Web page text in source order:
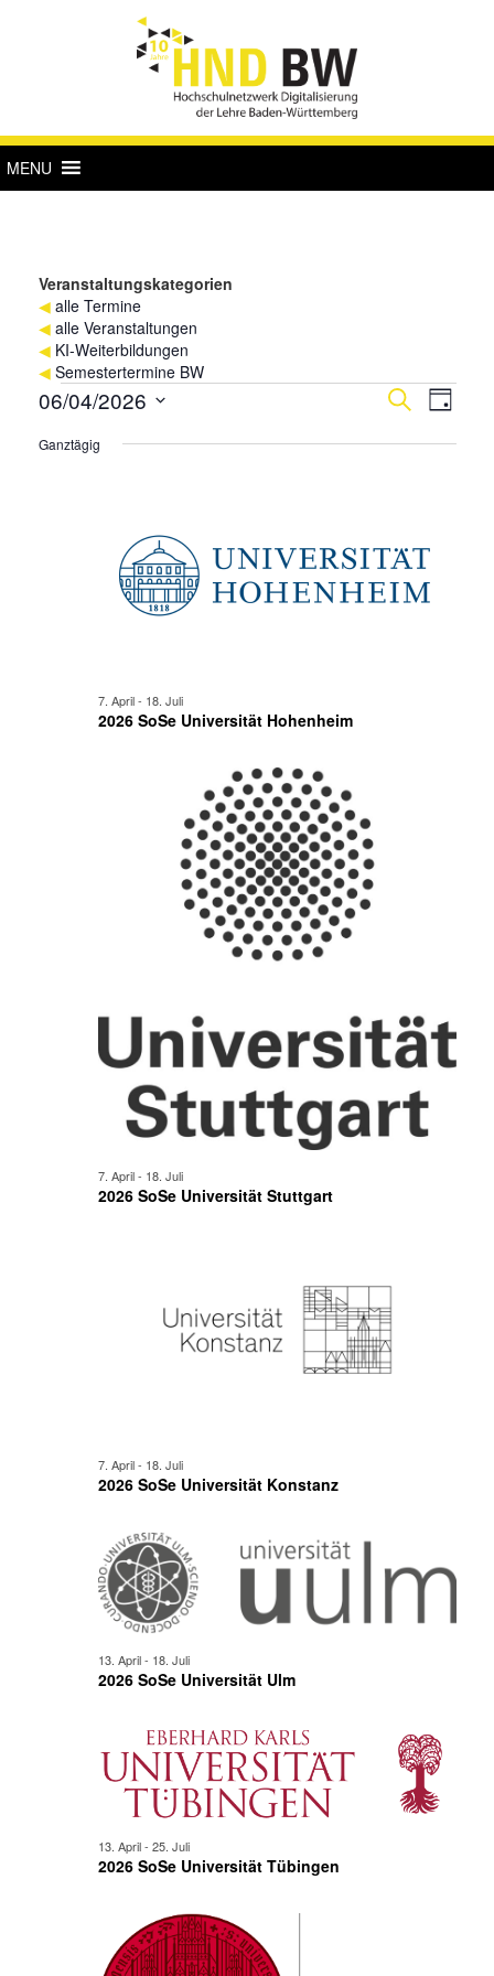
MENU
Veranstaltungskategorien
◀ alle Termine
◀ alle Veranstaltungen
◀ KI-Weiterbildungen
◀ Semestertermine BW
Veranstaltungen
für Suche
SucheTag
06/04/2026
wählen.
Ganztägig
2026 SoSe Universität Hohenheim
7. April- 18. Juli
2026 SoSe Universität Stuttgart
7. April- 18. Juli
2026 SoSe Universität Konstanz
7. April- 18. Juli
2026 SoSe Universität Ulm
13. April- 18. Juli
2026 SoSe Universität Tübingen
13. April- 25. Juli